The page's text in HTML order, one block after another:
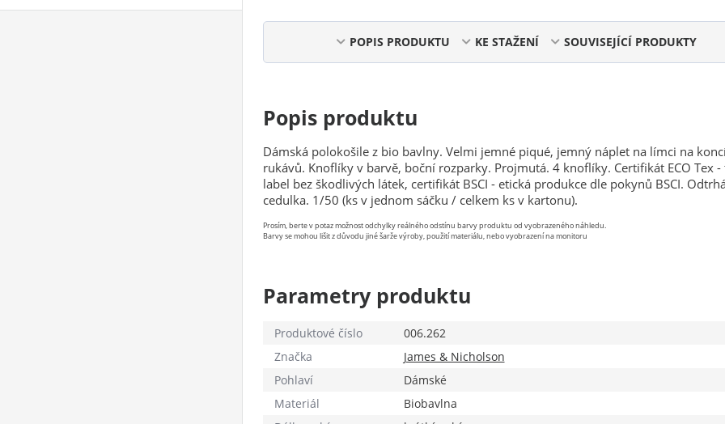
POPIS PRODUKTU KE STAŽENÍ SOUVISEJÍCÍ PRODUKTY
Popis produktu
Dámská polokošile z bio bavlny. Velmi jemné piqué, jemný náplet na límci na
rukávů. Knoflíky v barvě, boční rozparky. Projmutá. 4 knoflíky. Certifikát ECO Tex
label bez škodlivých látek, certifikát BSCI - etická produkce dle pokynů BSCI.
cedulka. 1/50 (ks v jednom sáčku / celkem ks v kartonu).
Prosím, berte v potaz možnost odchylky reálného odstínu barvy produktu od vyobrazeného náhledu.
Barvy se mohou lišit z důvodu jiné šarže výroby, použití materiálu, nebo vyobrazení na monitoru
Parametry produktu
Produktové číslo
006.262
Značka
James & Nicholson
Pohlaví
Dámské
Materiál
Biobavlna